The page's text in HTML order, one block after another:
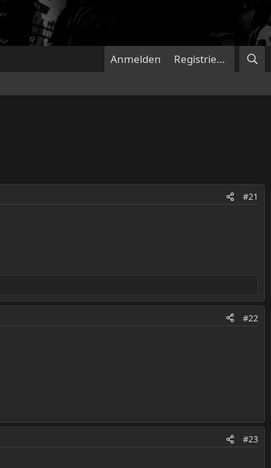
Anmelden Registrieren
#21
#22
#23